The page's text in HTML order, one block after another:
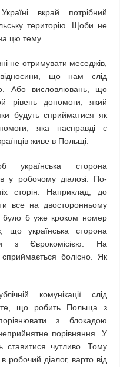
вкрай потрібний
територію. Щоби не
цю тему.
не отримувати меседжів,
що нам слід
Або висловлювань, що
рівень допомоги, який
будуть сприйматися як
яка насправді є
живе в Польщі.
сторона
у робочому діалозі. По-
сторін. Наприклад, до
все на двосторонньому
було б уже кроком номер
українська сторона
з Єврокомісією. На
болісно. Як
комунікації слід
те, що робить Польща з
з блокадою
порівняння. У
ставитися чутливо. Тому
робочий діалог, варто від